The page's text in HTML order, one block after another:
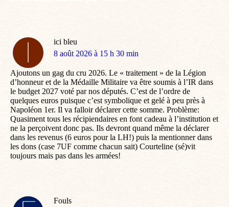
ici bleu
dit
8 août 2026 à 15 h 30 min
Ajoutons un gag du cru 2026. Le « traitement » de la Légion
d’honneur et de la Médaille Militaire va être soumis à l’IR dans
le budget 2027 voté par nos députés. C’est de l’ordre de
quelques euros puisque c’est symbolique et gelé à peu près à
Napoléon 1er. Il va falloir déclarer cette somme. Problème:
Quasiment tous les récipiendaires en font cadeau à l’institution et
ne la perçoivent donc pas. Ils devront quand même la déclarer
dans les revenus (6 euros pour la LH!) puis la mentionner dans
les dons (case 7UF comme chacun sait) Courteline (sé)vit
toujours mais pas dans les armées!
Fouls